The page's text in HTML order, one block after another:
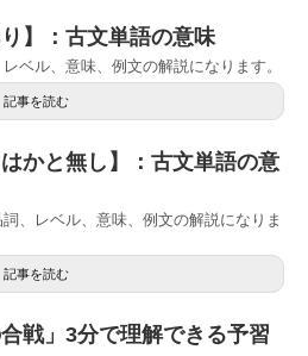
】：古文単語の意味
ベル、意味、例文の解説になります。
記事を読む
かと無し】：古文単語の意
、レベル、意味、例文の解説になりま
記事を読む
戦」3分で理解できる予習